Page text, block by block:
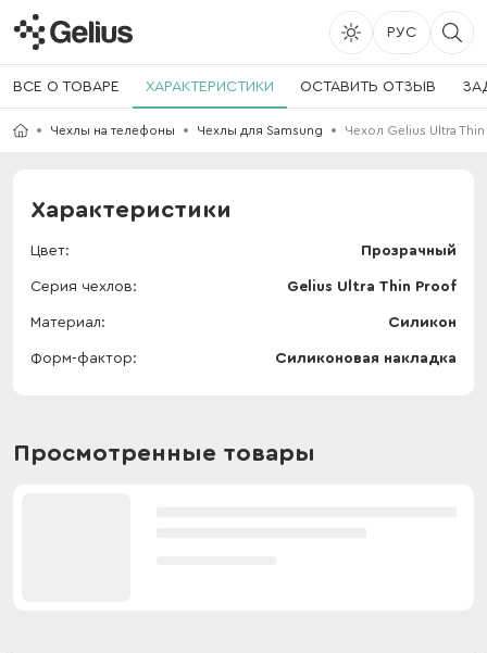
РУС
ВСЕ О ТОВАРЕ ХАРАКТЕРИСТИКИ ОСТАВИТЬ ОТЗЫВ
Чехлы на телефоны Чехлы для Samsung Чехол Gelius Ultra
Характеристики
Цвет Прозрачный
Серия чехлов Gelius Ultra Thin Proof
Материал Силикон
Форм-фактор Силиконовая накладка
Просмотренные товары